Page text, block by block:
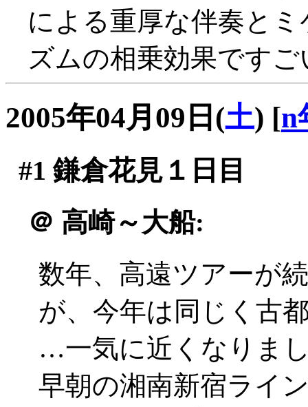
による重厚な伴奏と
ズムの相乗効果です
2005年04月09日(土) [n
#1 鎌倉花見１日目
＠ 高崎～大船:
数年、高遠ツアーが
が、今年は同じく古
…一気に近くなりま
早朝の湘南新宿ライ